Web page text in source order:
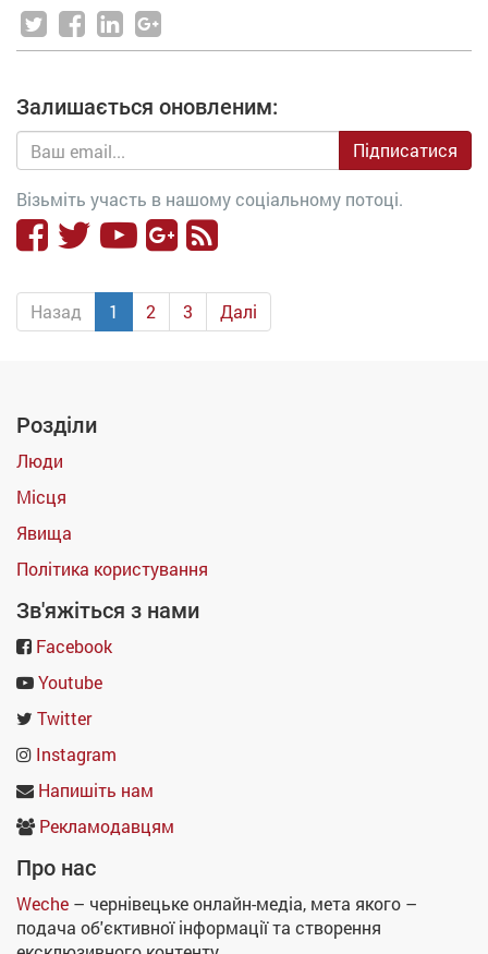
Залишається оновленим:
Підписатися
Візьміть участь в нашому соціальному потоці.
Назад 1 2 3 Далі
Розділи
Люди
Місця
Явища
Політика користування
Зв'яжіться з нами
Facebook
Youtube
Twitter
Instagram
Напишіть нам
Рекламодавцям
Про нас
Weche – чернівецьке онлайн-медіа, мета якого –
подача об'єктивної інформації та створення